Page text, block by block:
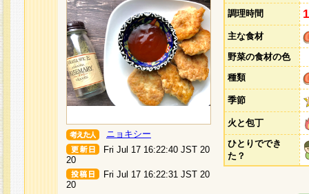
ニョキシー
Fri Jul 17 16:22:40 JST 20
20
Fri Jul 17 16:22:31 JST 20
20
調理時間
主な食材
野菜の食材の色
種類
季節
火と包丁
ひとりででき
た？